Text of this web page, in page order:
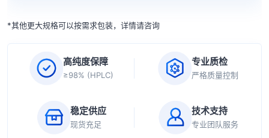
*其他更大规格可以按需求包装，详情请咨询
高纯度保障
≥98% (HPLC)
专业质检
严格质量控制
稳定供应
现货充足
技术支持
专业团队服务